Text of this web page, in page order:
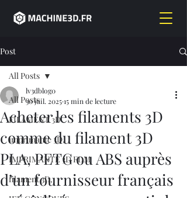
Post
All Posts
FILAMENT 3D
imprimante 3D,
IMPRIMANTE 3D FDM
filament 3D,
All Posts
Acheter les filaments 3D
comme du filament 3D
PLA, PETG ou ABS auprès
d’un fournisseur français
lv3dblog0
30 juil. 202515 min de lecture